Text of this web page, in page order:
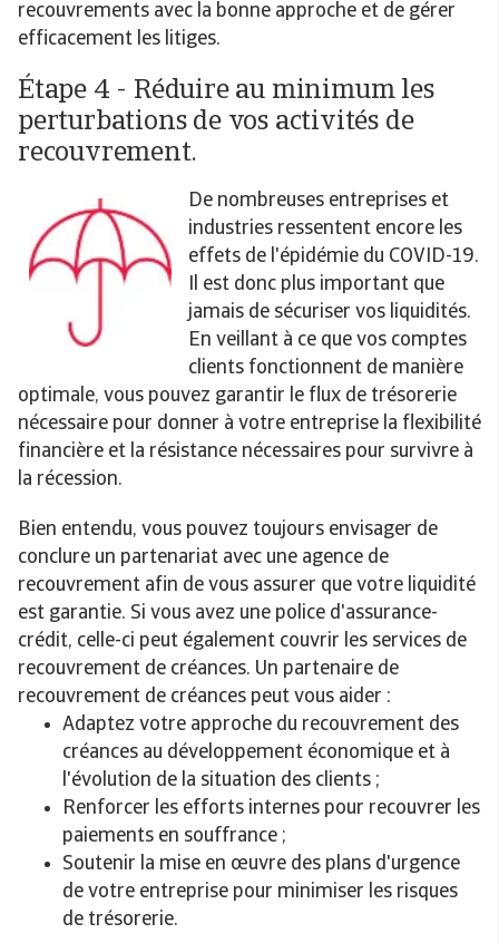
recouvrements avec la bonne approche et de gérer
efficacement les litiges.
Étape 4 - Réduire au minimum les
perturbations de vos activités de
recouvrement.
De nombreuses entreprises et
industries ressentent encore les
effets de l'épidémie du COVID-19.
Il est donc plus important que
jamais de sécuriser vos liquidités.
En veillant à ce que vos comptes
clients fonctionnent de manière
optimale, vous pouvez garantir le flux de trésorerie
nécessaire pour donner à votre entreprise la flexibilité
financière et la résistance nécessaires pour survivre à
la récession.
Bien entendu, vous pouvez toujours envisager de
conclure un partenariat avec une agence de
recouvrement afin de vous assurer que votre liquidité
est garantie. Si vous avez une police d'assurance-
crédit, celle-ci peut également couvrir les services de
recouvrement de créances. Un partenaire de
recouvrement de créances peut vous aider :
Adaptez votre approche du recouvrement des
créances au développement économique et à
l'évolution de la situation des clients ;
Renforcer les efforts internes pour recouvrer les
paiements en souffrance ;
Soutenir la mise en œuvre des plans d'urgence
de votre entreprise pour minimiser les risques
de trésorerie.